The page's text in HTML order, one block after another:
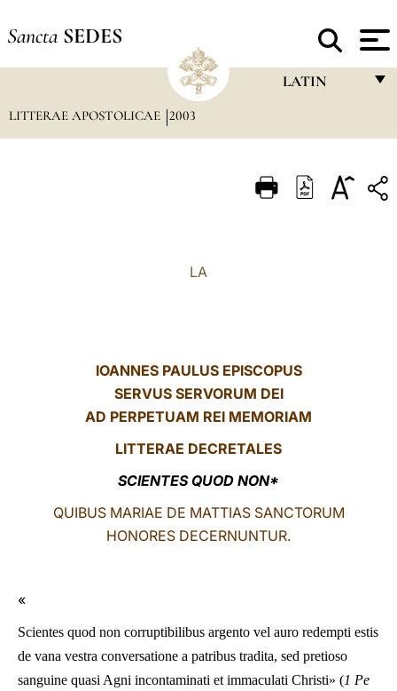
Sancta SEDES
LATIN
ITALIANO
中文
LATINE
LITTERAE APOSTOLICAE 2003
LA
IOANNES PAULUS EPISCOPUS
SERVUS SERVORUM DEI
AD PERPETUAM REI MEMORIAM
LITTERAE DECRETALES
SCIENTES QUOD NON*
QUIBUS MARIAE DE MATTIAS SANCTORUM
HONORES DECERNUNTUR.
«
Scientes quod non corruptibilibus argento vel auro redempti estis
de vana vestra conversatione a patribus tradita, sed pretioso
sanguine quasi Agni incontaminati et immaculati Christi» (1 Pe